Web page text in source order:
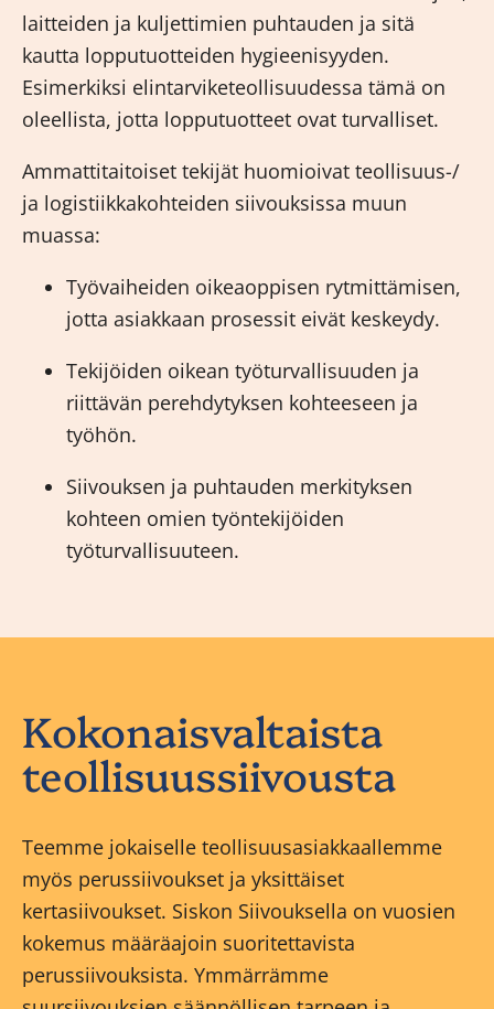
laitteiden ja kuljettimien puhtauden ja sitä
kautta lopputuotteiden hygieenisyyden.
Esimerkiksi elintarviketeollisuudessa tämä on
oleellista, jotta lopputuotteet ovat turvalliset.
Ammattitaitoiset tekijät huomioivat teollisuus-/
ja logistiikkakohteiden siivouksissa muun
muassa:
Työvaiheiden oikeaoppisen rytmittämisen,
jotta asiakkaan prosessit eivät keskeydy.
Tekijöiden oikean työturvallisuuden ja
riittävän perehdytyksen kohteeseen ja
työhön.
Siivouksen ja puhtauden merkityksen
kohteen omien työntekijöiden
työturvallisuuteen.
Kokonaisvaltaista
teollisuussiivousta
Teemme jokaiselle teollisuusasiakkaallemme
myös perussiivoukset ja yksittäiset
kertasiivoukset. Siskon Siivouksella on vuosien
kokemus määräajoin suoritettavista
perussiivouksista. Ymmärrämme